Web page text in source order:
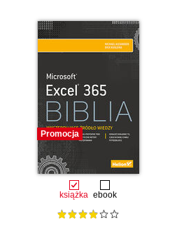
Promocja
książka ebook